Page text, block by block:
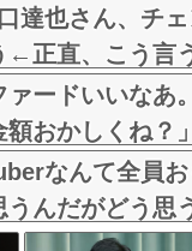
達也さん、チ
←正直、こう言
ァードいいな
額おかしくね？
なんて全員
んだがどう思